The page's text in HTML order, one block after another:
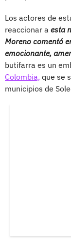
Los actores de
reaccionar a esta
Moreno comentó
emocionante,
butifarra es un
Colombia, que se
municipios de